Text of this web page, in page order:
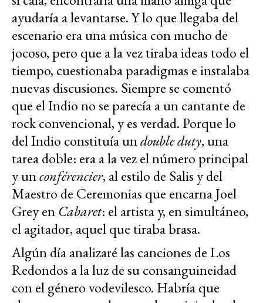
ayudaría a levantarse. Y lo que llegaba del
escenario era una música con mucho de
jocoso, pero que a la vez tiraba ideas todo el
tiempo, cuestionaba paradigmas e instalaba
nuevas discusiones. Siempre se comentó
que el Indio no se parecía a un cantante de
rock convencional, y es verdad. Porque lo
del Indio constituía undouble duty, una
tarea doble: era a la vez el número principal
y unconférencier, al estilo de Salis y del
Maestro de Ceremonias que encarna Joel
Grey en Cabaret: el artista y, en simultáneo,
el agitador, aquel que tiraba brasa.
Algún día analizaré las canciones de Los
Redondos a la luz de su consanguineidad
con el género vodevilesco. Habría que